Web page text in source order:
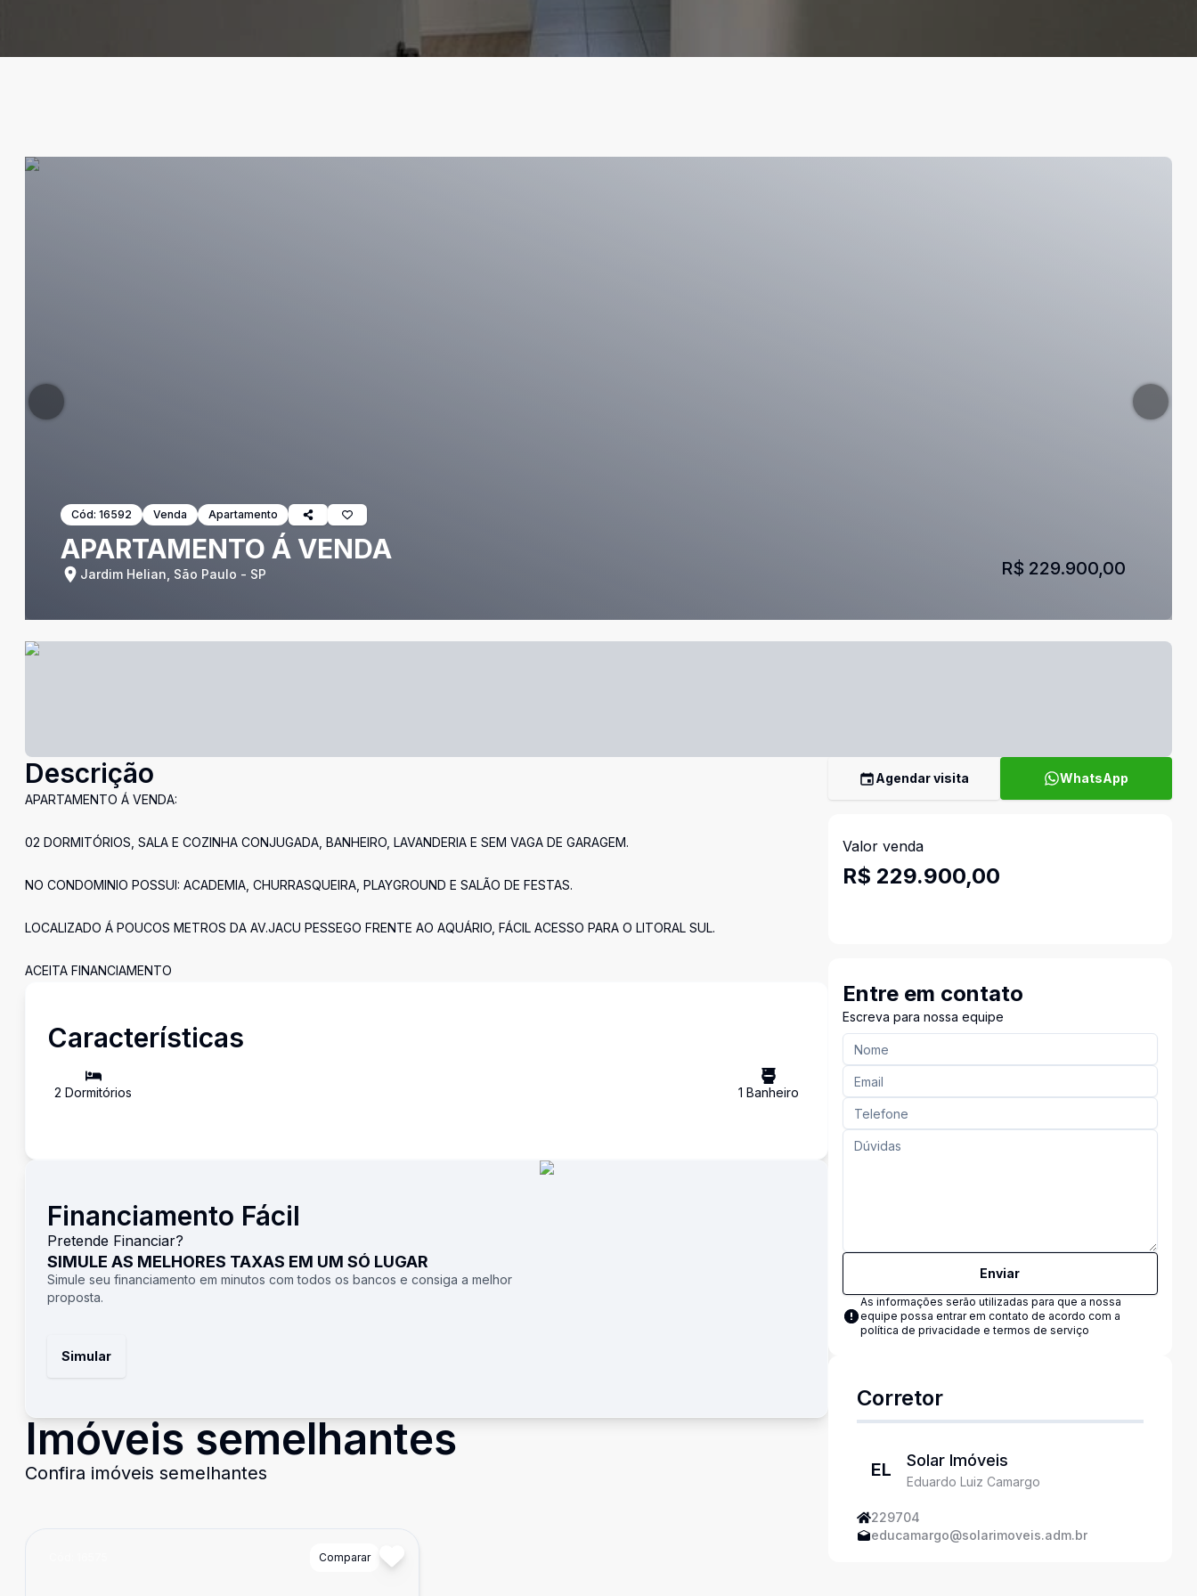
Cód: 16592 Venda Apartamento
APARTAMENTO Á VENDA
Jardim Helian, São Paulo - SP R$ 229.900,00
Descrição
APARTAMENTO Á VENDA:
02 DORMITÓRIOS, SALA E COZINHA CONJUGADA, BANHEIRO, LAVANDERIA E SEM VAGA DE GARAGEM.
NO CONDOMINIO POSSUI: ACADEMIA, CHURRASQUEIRA, PLAYGROUND E SALÃO DE FESTAS.
LOCALIZADO Á POUCOS METROS DA AV.JACU PESSEGO FRENTE AO AQUÁRIO, FÁCIL ACESSO PARA O LITORAL SUL.
ACEITA FINANCIAMENTO
Características
2 Dormitórios 1 Banheiro
Financiamento Fácil
Pretende Financiar?
SIMULE AS MELHORES TAXAS EM UM SÓ LUGAR
Simule seu financiamento em minutos com todos os bancos e consiga a melhor
proposta.
Simular
Imóveis semelhantes
Confira imóveis semelhantes
Comparar
Agendar visita WhatsApp
Valor venda
R$ 229.900,00
Entre em contato
Escreva para nossa equipe
Enviar
As informações serão utilizadas para que a nossa
equipe possa entrar em contato de acordo com a
política de privacidade e termos de serviço
Corretor
EL Solar Imóveis
Eduardo Luiz Camargo
229704
educamargo@solarimoveis.adm.br